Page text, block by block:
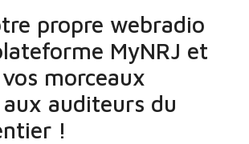
propre webradio
MyNRJ et
morceaux
auditeurs du
!